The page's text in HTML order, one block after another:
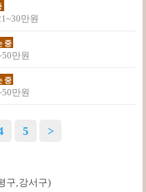
만원
중
만원
중
만원
5 >
구,강서구)